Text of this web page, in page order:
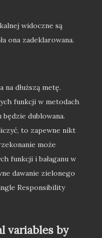
widoczne są
ona zadeklarowana.
dłuższą metę.
funkcji w metodach
będzie dublowana.
to zapewne nikt
może
funkcji i bałaganu w
dawanie zielonego
Responsibility
variables by